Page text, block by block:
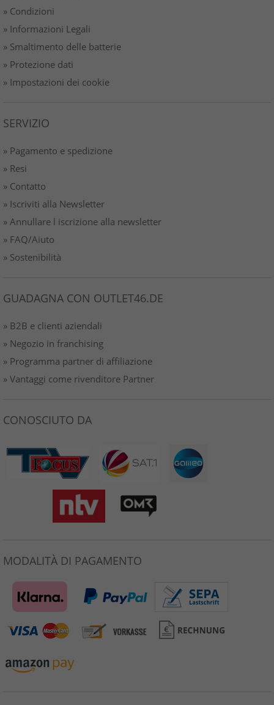
» Condizioni
» Informazioni Legali
» Smaltimento delle batterie
» Protezione dati
» Impostazioni dei cookie
SERVIZIO
» Pagamento e spedizione
» Resi
» Contatto
» Iscriviti alla Newsletter
» Annullare l iscrizione alla newsletter
» FAQ/Aiuto
» Sostenibilità
GUADAGNA CON OUTLET46.DE
» B2B e clienti aziendali
» Negozio in franchising
» Programma partner di affiliazione
» Vantaggi come rivenditore Partner
CONOSCIUTO DA
MODALITÀ DI PAGAMENTO